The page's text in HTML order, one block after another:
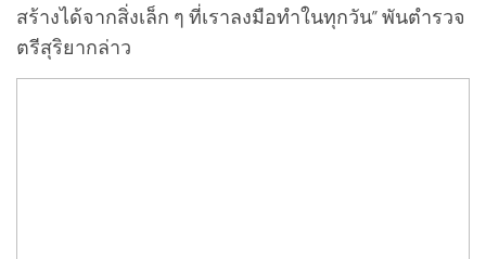
สร้างได้จากสิ่งเล็ก ๆ ที่เราลงมือทำในทุกวัน” พันตำรวจ
ตรีสุริยากล่าว